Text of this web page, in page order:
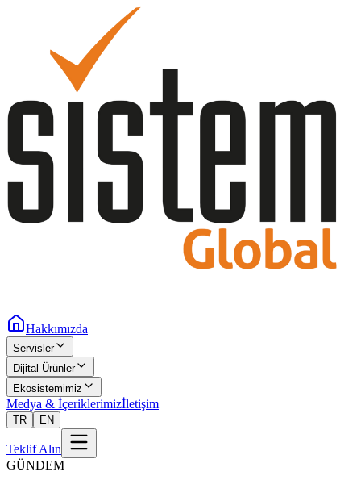
Hakkımızda
Servisler
Dijital Ürünler
Ekosistemimiz
Medya & İçeriklerimizİletişim
TR EN
Teklif Alın
GÜNDEM